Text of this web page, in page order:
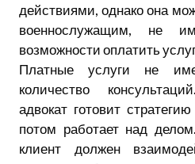
действиями, однако она
военнослужащим, не
возможности оплатить
Платные услуги не
количество
адвокат готовит
потом работает над
клиент должен